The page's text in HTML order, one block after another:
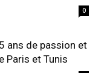
0
ans de passion et
Paris et Tunis